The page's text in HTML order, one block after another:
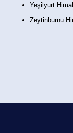
Yeşilyurt
Zeytinburnu